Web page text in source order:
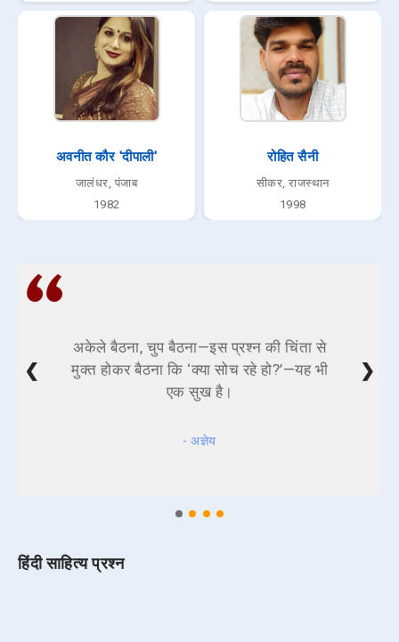
अवनीत कौर 'दीपाली'
जालंधर, पंजाब
1982
रोहित सैनी
सीकर, राजस्थान
1998
अकेले बैठना, चुप बैठना—इस प्रश्न की चिंता से
मुक्त होकर बैठना कि ‘क्या सोच रहे हो?’—यह भी
एक सुख है।
- अज्ञेय
❮ ❯
हिंदी साहित्य प्रश्न